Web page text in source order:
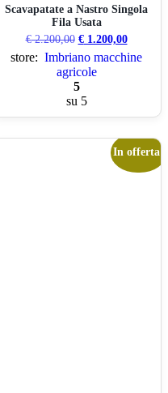
Scavapatate a Nastro Singola
Fila Usata
€2.200,00 €1.200,00
store: Imbriano macchine
agricole
5
su 5
In offerta!